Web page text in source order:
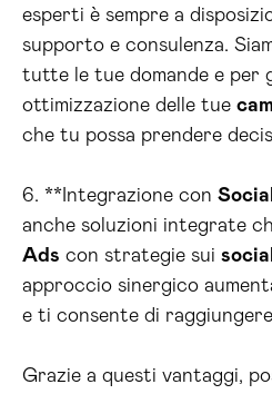
esperti è sempre a
supporto e consulenza.
tutte le tue domande e per
ottimizzazione delle tue
che tu possa prendere
6. **Integrazione con
anche soluzioni integrate
Ads con strategie sui
approccio sinergico
e ti consente di
Grazie a questi vantaggi,